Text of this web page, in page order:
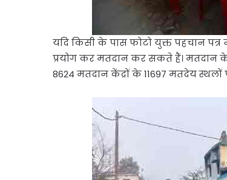
यदि किसी के पास फोटो युक्त पहचान
प्रयोग कर मतदान कर सकते हैं। मतदान के
8624 मतदान केंद्रों के 11697 मतदेय स्थलों